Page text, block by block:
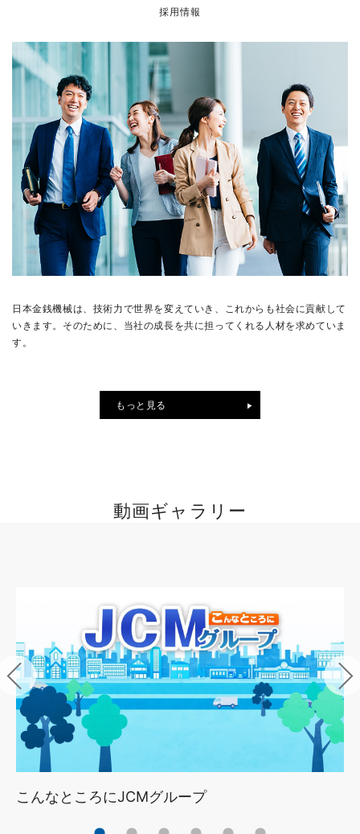
採用情報
日本金銭機械は、技術力で世界を変えていき、これからも社会に貢献して
いきます。そのために、当社の成長を共に担ってくれる人材を求めていま
す。
もっと見る
動画ギャラリー
こんなところにJCMグループ